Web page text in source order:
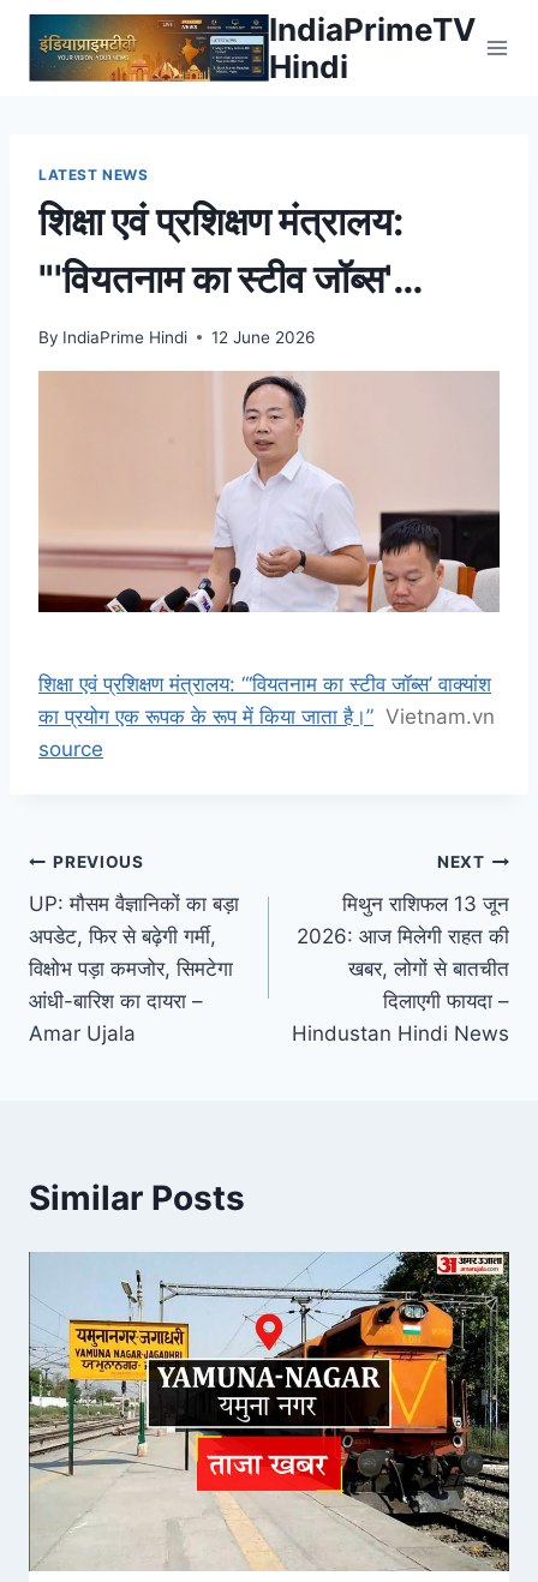
Skip
content
IndiaPrimeTV
Hindi
LATEST NEWS
शिक्षा एवं प्रशिक्षण मंत्रालय:
"'वियतनाम का स्टीव जॉब्स'
वाक्यांश का प्रयोग एक रूपक के
रूप में किया जाता है।" –
Vietnam.vn
By IndiaPrime Hindi 12 June 2026
शिक्षा एवं प्रशिक्षण मंत्रालय: “‘वियतनाम का स्टीव जॉब्स’ वाक्यांश
का प्रयोग एक रूपक के रूप में किया जाता है।” Vietnam.vn
source
Post
navigation
PREVIOUS
UP: मौसम वैज्ञानिकों का बड़ा
अपडेट, फिर से बढ़ेगी गर्मी,
विक्षोभ पड़ा कमजोर, सिमटेगा
आंधी-बारिश का दायरा –
Amar Ujala
NEXT
मिथुन राशिफल 13 जून
2026: आज मिलेगी राहत की
खबर, लोगों से बातचीत
दिलाएगी फायदा –
Hindustan Hindi News
Similar Posts